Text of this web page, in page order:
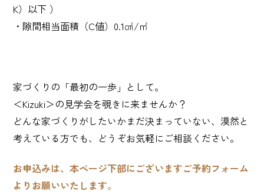
K）以下 ）
・隙間相当面積（C値）0.1㎠/㎡
家づくりの「最初の一歩」として。
＜Kizuki＞の見学会を覗きに来ませんか？
どんな家づくりがしたいかまだ決まっていない、漠然と
考えている方でも、どうぞお気軽にご相談ください。
お申込みは、本ページ下部にございますご予約フォーム
よりお願いいたします。